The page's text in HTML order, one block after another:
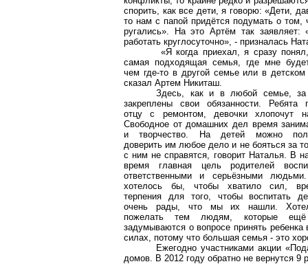
спорить, как все дети, я говорю: «Дети,
то нам с папой придётся подумать о
ругались». На это Артём так
работать круглосуточно», - призналась
«Я когда приехал, я сразу
самая подходящая семья, где мне
чем где-то в другой семье или в
сказал Артем Никиташ.
Здесь, как и в любой семье,
закреплены свои обязанности. Ребята
отцу с ремонтом, девочки хлопочут
Свободное от домашних дел время
и творчество. На детей можно
доверить им любое дело и не бояться за
с ним не справятся, говорит Наталья. В
время главная цель родителей
ответственными и серьёзными
хотелось бы, чтобы хватило сил,
терпения для того, чтобы воспитать
очень рады, что мы их нашли.
пожелать тем людям, которые ещё
задумываются о вопросе принять
силах, потому что большая семья - это
Ежегодно участниками акции
домов. В 2012 году обратно не вернутся 9